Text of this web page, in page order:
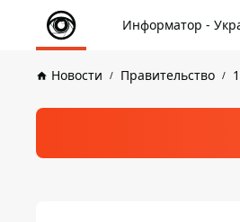
Информатор -
Новости Правительство